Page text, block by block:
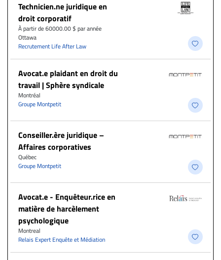
Technicien.ne juridique en
droit corporatif
À partir de 60000.00 $ par année
Ottawa
Recrutement Life After Law
Avocat.e plaidant en droit du
travail | Sphère syndicale
Montréal
Groupe Montpetit
Conseiller.ère juridique –
Affaires corporatives
Québec
Groupe Montpetit
Avocat.e - Enquêteur.rice en
matière de harcèlement
psychologique
Montreal
Relais Expert Enquête et Médiation